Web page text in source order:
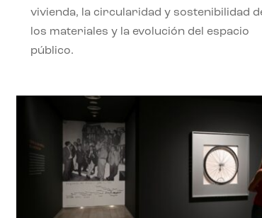
vivienda, la circularidad y sostenibilidad
los materiales y la evolución del espacio
público.